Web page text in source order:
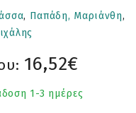
, Παπάδη, Μαριάνθη,
16,52€
1-3 ημέρες